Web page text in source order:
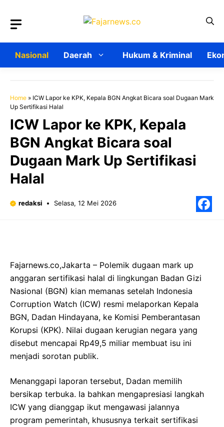
Nasional Daerah Hukum & Kriminal
Home » ICW Lapor ke KPK, Kepala BGN Angkat Bicara soal Dugaan Mark
Up Sertifikasi Halal
ICW Lapor ke KPK, Kepala
BGN Angkat Bicara soal
Dugaan Mark Up Sertifikasi
Halal
redaksi Selasa, 12 Mei 2026
Fajarnews.co,Jakarta – Polemik dugaan mark up
anggaran sertifikasi halal di lingkungan Badan Gizi
Nasional (BGN) kian memanas setelah Indonesia
Corruption Watch (ICW) resmi melaporkan Kepala
BGN, Dadan Hindayana, ke Komisi Pemberantasan
Korupsi (KPK). Nilai dugaan kerugian negara yang
disebut mencapai Rp49,5 miliar membuat isu ini
menjadi sorotan publik.
Menanggapi laporan tersebut, Dadan memilih
bersikap terbuka. Ia bahkan mengapresiasi langkah
ICW yang dianggap ikut mengawasi jalannya
program pemerintah, khususnya terkait sertifikasi